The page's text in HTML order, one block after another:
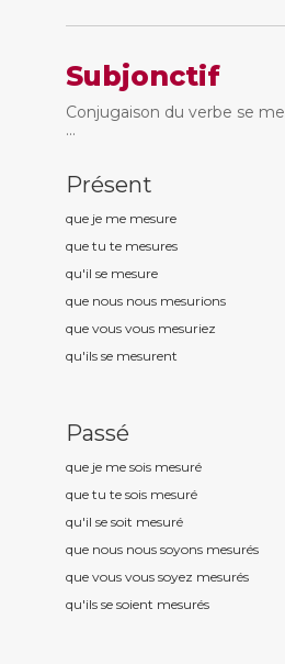
Subjonctif
Conjugaison du verbe se
...
Présent
que je me mesure
que tu te mesures
qu'il se mesure
que nous nous mesurions
que vous vous mesuriez
qu'ils se mesurent
Passé
que je me sois mesuré
que tu te sois mesuré
qu'il se soit mesuré
que nous nous soyons mesurés
que vous vous soyez mesurés
qu'ils se soient mesurés